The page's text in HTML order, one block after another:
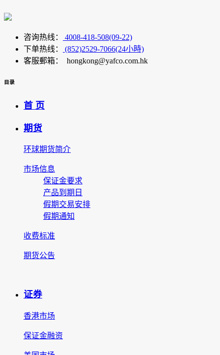
咨询热线：
4008-418-508(09-22)
下单热线：
(852)2529-7066(24小時)
客服郵箱： hongkong@yafco.com.hk
目录
首 页
期货
环球期货简介
市场信息
保证金要求
产品到期日
假期交易安排
假期通知
收费标准
期货公告
证券
香港市场
保证金融资